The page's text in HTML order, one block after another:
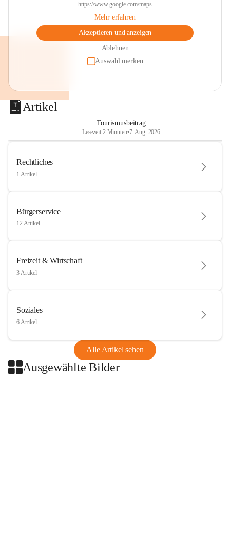
https://www.google.com/maps
Mehr erfahren
Akzeptieren und anzeigen
Ablehnen
Auswahl merken
Artikel
Tourismusbeitrag
Lesezeit 2 Minuten•7. Aug. 2026
Rechtliches
1 Artikel
Bürgerservice
12 Artikel
Freizeit & Wirtschaft
3 Artikel
Soziales
6 Artikel
Alle Artikel sehen
Ausgewählte Bilder